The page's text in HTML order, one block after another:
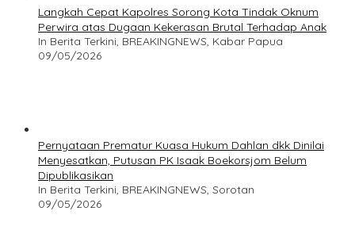
Langkah Cepat Kapolres Sorong Kota Tindak Oknum
Perwira atas Dugaan Kekerasan Brutal Terhadap Anak
In Berita Terkini, BREAKINGNEWS, Kabar Papua
09/05/2026
Pernyataan Prematur Kuasa Hukum Dahlan dkk Dinilai
Menyesatkan, Putusan PK Isaak Boekorsjom Belum
Dipublikasikan
In Berita Terkini, BREAKINGNEWS, Sorotan
09/05/2026